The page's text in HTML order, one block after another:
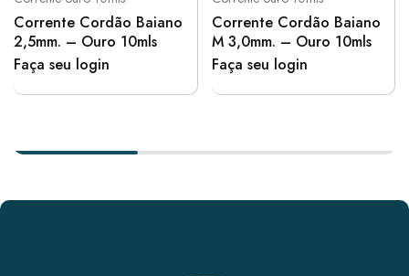
Corrente Cordão Baiano
2,5mm. – Ouro 10mls
Faça seu login
Corrente Cordão Baiano
M 3,0mm. – Ouro 10mls
Faça seu login